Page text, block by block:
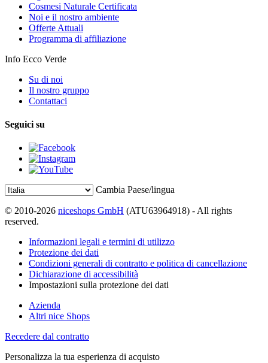
Cosmesi Naturale Certificata
Noi e il nostro ambiente
Offerte Attuali
Programma di affiliazione
Info Ecco Verde
Su di noi
Il nostro gruppo
Contattaci
Seguici su
Cambia Paese/lingua
© 2010-2026 niceshops GmbH (ATU63964918) - All rights
reserved.
Informazioni legali e termini di utilizzo
Protezione dei dati
Condizioni generali di contratto e politica di cancellazione
Dichiarazione di accessibilità
Impostazioni sulla protezione dei dati
Azienda
Altri nice Shops
Recedere dal contratto
Personalizza la tua esperienza di acquisto